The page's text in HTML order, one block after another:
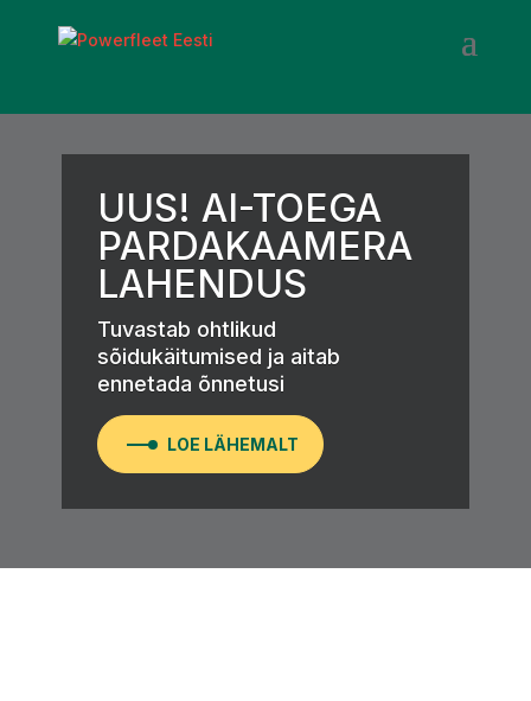
UUS! AI-TOEGA
PARDAKAAMERA
LAHENDUS
Tuvastab ohtlikud
sõidukäitumised ja aitab
ennetada õnnetusi
LOE LÄHEMALT